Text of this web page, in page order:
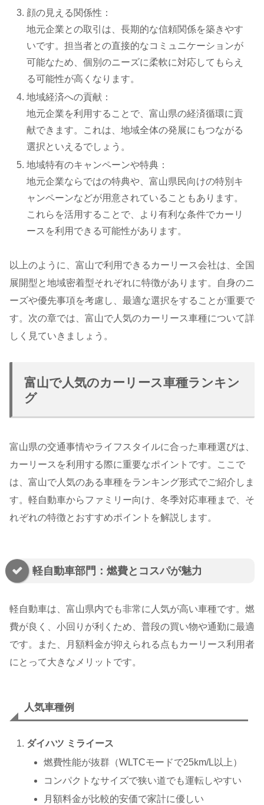
顔の見える関係性：
地元企業との取引は、長期的な信頼関係を築きやす
いです。担当者との直接的なコミュニケーションが
可能なため、個別のニーズに柔軟に対応してもらえ
る可能性が高くなります。
地域経済への貢献：
地元企業を利用することで、富山県の経済循環に貢
献できます。これは、地域全体の発展にもつながる
選択といえるでしょう。
地域特有のキャンペーンや特典：
地元企業ならではの特典や、富山県民向けの特別キ
ャンペーンなどが用意されていることもあります。
これらを活用することで、より有利な条件でカーリ
ースを利用できる可能性があります。
以上のように、富山で利用できるカーリース会社は、全国
展開型と地域密着型それぞれに特徴があります。自身のニ
ーズや優先事項を考慮し、最適な選択をすることが重要で
す。次の章では、富山で人気のカーリース車種について詳
しく見ていきましょう。
富山で人気のカーリース車種ランキン
グ
富山県の交通事情やライフスタイルに合った車種選びは、
カーリースを利用する際に重要なポイントです。ここで
は、富山で人気のある車種をランキング形式でご紹介しま
す。軽自動車からファミリー向け、冬季対応車種まで、そ
れぞれの特徴とおすすめポイントを解説します。
軽自動車部門：燃費とコスパが魅力
軽自動車は、富山県内でも非常に人気が高い車種です。燃
費が良く、小回りが利くため、普段の買い物や通勤に最適
です。また、月額料金が抑えられる点もカーリース利用者
にとって大きなメリットです。
人気車種例
ダイハツ ミライース
燃費性能が抜群（WLTCモードで25km/L以上）
コンパクトなサイズで狭い道でも運転しやすい
月額料金が比較的安価で家計に優しい